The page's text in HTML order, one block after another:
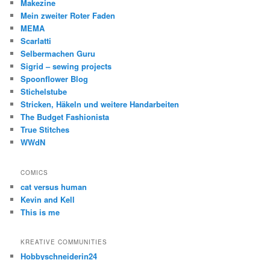
Makezine
Mein zweiter Roter Faden
MEMA
Scarlatti
Selbermachen Guru
Sigrid – sewing projects
Spoonflower Blog
Stichelstube
Stricken, Häkeln und weitere Handarbeiten
The Budget Fashionista
True Stitches
WWdN
COMICS
cat versus human
Kevin and Kell
This is me
KREATIVE COMMUNITIES
Hobbyschneiderin24